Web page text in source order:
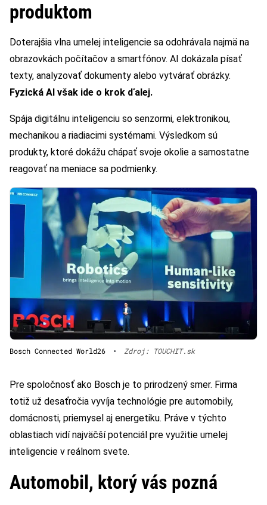
produktom
Doterajšia vlna umelej inteligencie sa odohrávala najmä na
obrazovkách počítačov a smartfónov. AI dokázala písať
texty, analyzovať dokumenty alebo vytvárať obrázky.
Fyzická AI však ide o krok ďalej.
Spája digitálnu inteligenciu so senzormi, elektronikou,
mechanikou a riadiacimi systémami. Výsledkom sú
produkty, ktoré dokážu chápať svoje okolie a samostatne
reagovať na meniace sa podmienky.
Bosch Connected World26 • Zdroj: TOUCHIT.sk
Pre spoločnosť ako Bosch je to prirodzený smer. Firma
totiž už desaťročia vyvíja technológie pre automobily,
domácnosti, priemysel aj energetiku. Práve v týchto
oblastiach vidí najväčší potenciál pre využitie umelej
inteligencie v reálnom svete.
Automobil, ktorý vás pozná